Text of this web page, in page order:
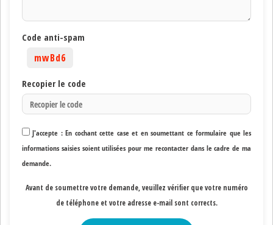
Code anti-spam
mwBd6
Recopier le code
J'accepte : En cochant cette case et en soumettant ce formulaire que les
informations saisies soient utilisées pour me recontacter dans le cadre de ma
demande.
Avant de soumettre votre demande, veuillez vérifier que votre numéro
de téléphone et votre adresse e-mail sont corrects.